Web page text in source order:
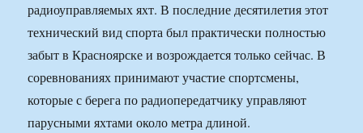
радиоуправляемых яхт. В последние десятилетия этот
технический вид спорта был практически полностью
забыт в Красноярске и возрождается только сейчас. В
соревнованиях принимают участие спортсмены,
которые с берега по радиопередатчику управляют
парусными яхтами около метра длиной.